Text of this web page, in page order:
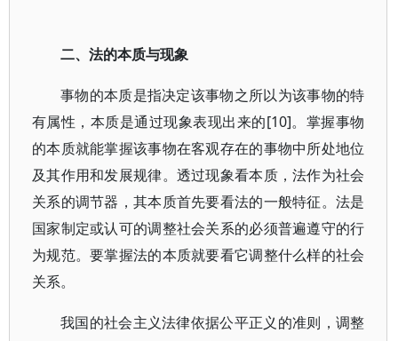
二、法的本质与现象
事物的本质是指决定该事物之所以为该事物的特
有属性，本质是通过现象表现出来的[10]。掌握事物
的本质就能掌握该事物在客观存在的事物中所处地位
及其作用和发展规律。透过现象看本质，法作为社会
关系的调节器，其本质首先要看法的一般特征。法是
国家制定或认可的调整社会关系的必须普遍遵守的行
为规范。要掌握法的本质就要看它调整什么样的社会
关系。
我国的社会主义法律依据公平正义的准则，调整